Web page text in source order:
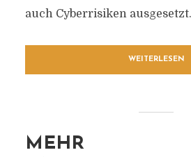
auch Cyberrisiken ausgesetzt.
WEITERLESEN
MEHR